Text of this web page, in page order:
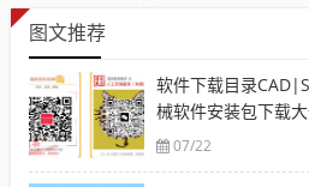
图文推荐
软件下载目录
械软件安装包下载
07/22